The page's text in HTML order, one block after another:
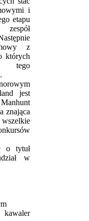
i
etapu
z
których
tego
jest
znająca
o tytuł
w